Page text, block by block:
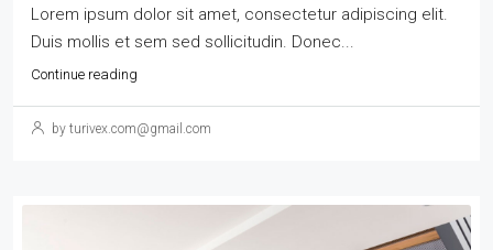
Lorem ipsum dolor sit amet, consectetur adipiscing elit.
Duis mollis et sem sed sollicitudin. Donec...
Continue reading
by turivex.com@gmail.com